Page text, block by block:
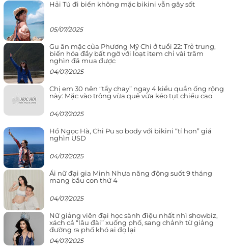
Hải Tú đi biển không mặc bikini vẫn gây sốt
05/07/2025
Gu ăn mặc của Phương Mỹ Chi ở tuổi 22: Trẻ trung,
biến hóa đầy bất ngờ với loạt item chỉ vài trăm
nghìn đã mua được
04/07/2025
Chị em 30 nên “tẩy chay” ngay 4 kiểu quần ống rộng
này: Mặc vào trông vừa quê vừa kéo tụt chiều cao
04/07/2025
Hồ Ngọc Hà, Chi Pu so body với bikini “tí hon” giá
nghìn USD
04/07/2025
Ái nữ đại gia Minh Nhựa năng động suốt 9 tháng
mang bầu con thứ 4
04/07/2025
Nữ giảng viên đại học sành điệu nhất nhì showbiz,
xách cả “lâu đài” xuống phố, sang chảnh từ giảng
đường ra phố khó ai đọ lại
04/07/2025